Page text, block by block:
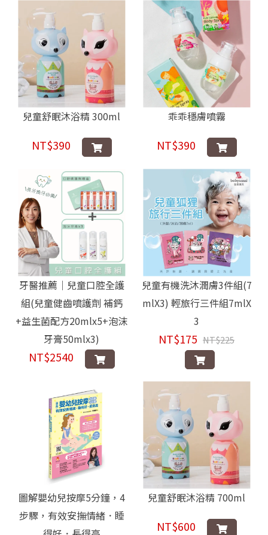
兒童舒眠沐浴精 300ml
NT$390
乖乖穩膚噴霧
NT$390
牙醫推薦｜兒童口腔全護
組(兒童健齒噴護劑 補鈣
+益生菌配方20mlx5+泡沫
牙膏50mlx3)
NT$2540
兒童有機洗沐潤膚3件組(7
mlX3) 輕旅行三件組7mlX
3
NT$175 NT$225
圖解嬰幼兒按摩5分鐘，4
步驟，有效安撫情緒．睡
兒童舒眠沐浴精 700ml
NT$600